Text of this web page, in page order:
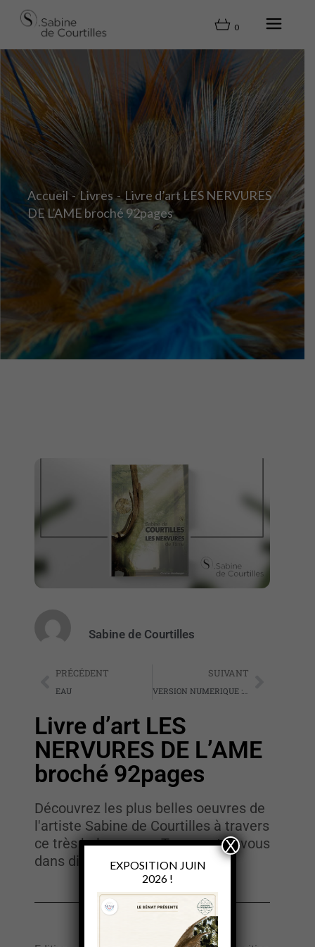
0
Accueil Livres
Livre d’art LES NERVURES
DE L’AME broché 92pages
Sabine de Courtilles
PRÉCÉDENT
EAU
SUIVANT
VERSION NUMERIQUE : Livre d’art LES NERVURES DE L’AME
Livre d’art LES
NERVURES DE L’AME
broché 92pages
Découvrez les plus belles oeuvres de
l'artiste Sabine de Courtilles à travers
ce très bel ouvrage. Transportez-vous
dans différents univers...
EXPOSITION JUIN
2026 !
X